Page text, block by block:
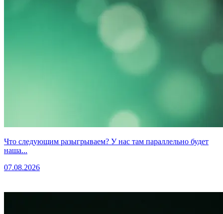
Что следующим разыгрываем? У нас там параллельно будет
наша...
07.08.2026